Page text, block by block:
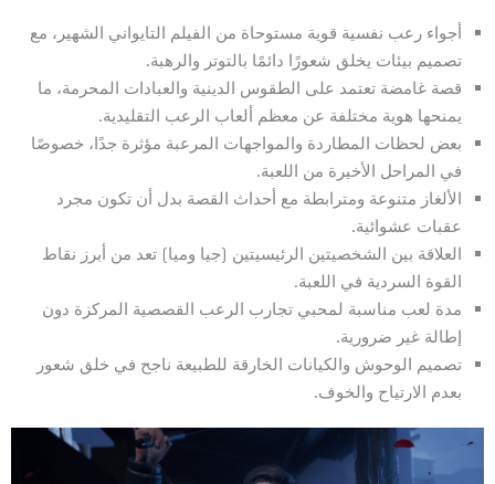
أجواء رعب نفسية قوية مستوحاة من الفيلم التايواني الشهير، مع
تصميم بيئات يخلق شعورًا دائمًا بالتوتر والرهبة.
قصة غامضة تعتمد على الطقوس الدينية والعبادات المحرمة، ما
يمنحها هوية مختلفة عن معظم ألعاب الرعب التقليدية.
بعض لحظات المطاردة والمواجهات المرعبة مؤثرة جدًا، خصوصًا
في المراحل الأخيرة من اللعبة.
الألغاز متنوعة ومترابطة مع أحداث القصة بدل أن تكون مجرد
عقبات عشوائية.
العلاقة بين الشخصيتين الرئيسيتين (جيا وميا) تعد من أبرز نقاط
القوة السردية في اللعبة.
مدة لعب مناسبة لمحبي تجارب الرعب القصصية المركزة دون
إطالة غير ضرورية.
تصميم الوحوش والكيانات الخارقة للطبيعة ناجح في خلق شعور
بعدم الارتياح والخوف.